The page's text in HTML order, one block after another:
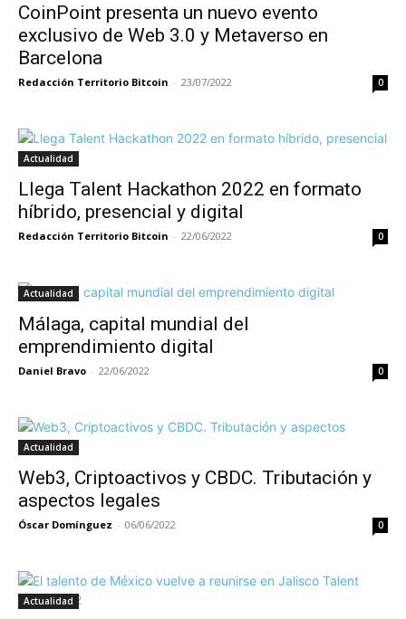
CoinPoint presenta un nuevo evento
exclusivo de Web 3.0 y Metaverso en
Barcelona
Redacción Territorio Bitcoin - 23/07/2022 0
Actualidad
Llega Talent Hackathon 2022 en formato
híbrido, presencial y digital
Redacción Territorio Bitcoin - 22/06/2022 0
Actualidad
Málaga, capital mundial del
emprendimiento digital
Daniel Bravo - 22/06/2022 0
Actualidad
Web3, Criptoactivos y CBDC. Tributación y
aspectos legales
Óscar Domínguez - 06/06/2022 0
Actualidad